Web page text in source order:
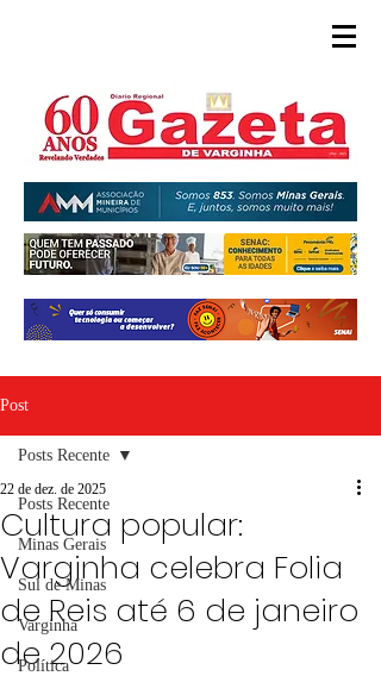
Post
Posts Recente
Minas Gerais
Sul de Minas
Varginha
Política
Posts Recente
Cultura popular:
Varginha celebra Folia
de Reis até 6 de janeiro
de 2026
22 de dez. de 2025